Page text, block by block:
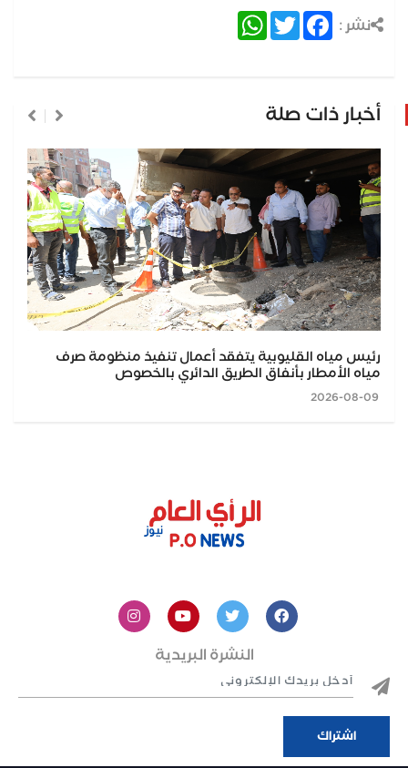
نشر : Facebook
Twitter
WhatsApp
أخبار ذات صلة
رئيس مياه القليوبية يتفقد أعمال تنفيذ منظومة صرف
مياه الأمطار بأنفاق الطريق الدائري بالخصوص
النشرة البريدية